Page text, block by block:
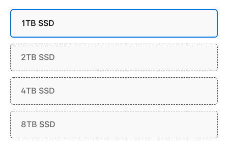
1TB SSD
2TB SSD
4TB SSD
8TB SSD